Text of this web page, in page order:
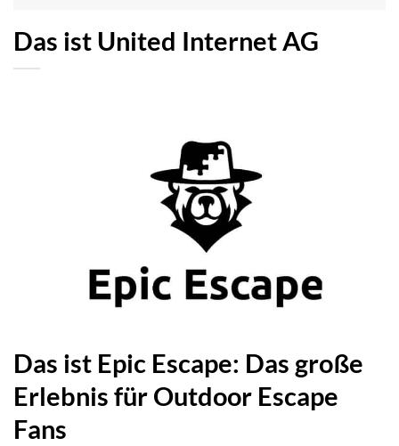
Das ist United Internet AG
Das ist Epic Escape: Das große
Erlebnis für Outdoor Escape
Fans